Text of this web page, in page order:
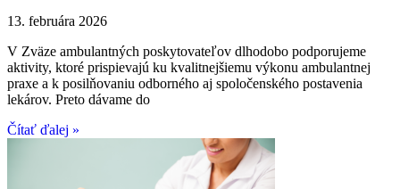
13. februára 2026
V Zväze ambulantných poskytovateľov dlhodobo podporujeme
aktivity, ktoré prispievajú ku kvalitnejšiemu výkonu ambulantnej
praxe a k posilňovaniu odborného aj spoločenského postavenia
lekárov. Preto dávame do
Čítať ďalej »